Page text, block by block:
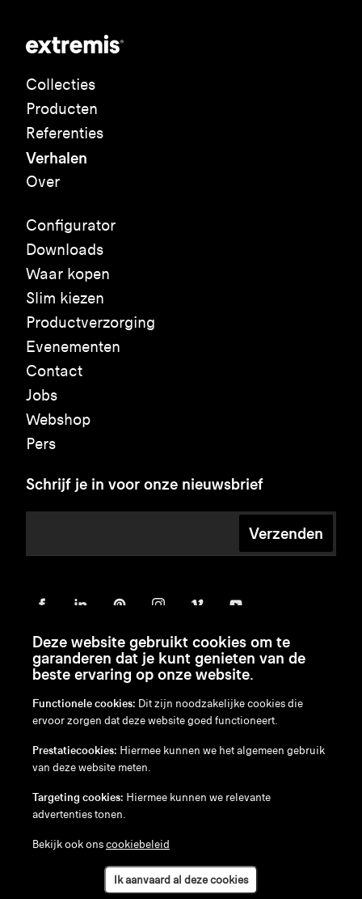
Collecties
Producten
Referenties
Verhalen
Over
Configurator
Downloads
Waar kopen
Slim kiezen
Productverzorging
Evenementen
Contact
Jobs
Webshop
Pers
Schrijf je in voor onze nieuwsbrief
Verzenden
en/nl/fr/de
Disclaimer
Cookiebeleid
Deze website gebruikt cookies om te
garanderen dat je kunt genieten van de
beste ervaring op onze website.
Functionele cookies: Dit zijn noodzakelijke cookies die
ervoor zorgen dat deze website goed functioneert.
Prestatiecookies: Hiermee kunnen we het algemeen gebruik
van deze website meten.
Targeting cookies: Hiermee kunnen we relevante
advertenties tonen.
Bekijk ook onscookiebeleid
Ik aanvaard al deze cookies